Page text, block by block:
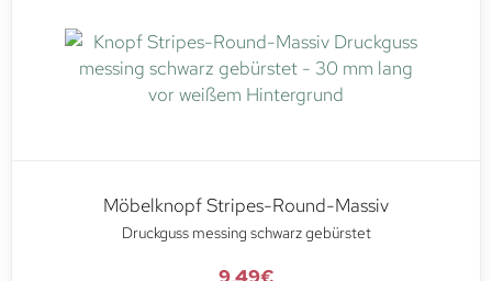
Möbelknopf Stripes-Round-Massiv
Druckguss messing schwarz gebürstet